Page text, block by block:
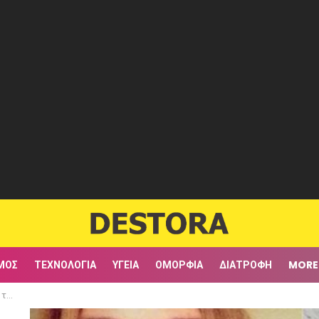
ΤΕΧΝΟΛΟΓΊΑ ΥΓΕΊΑ ΟΜΟΡΦΙΆ ΔΙΑΤΡΟΦΉ MORE